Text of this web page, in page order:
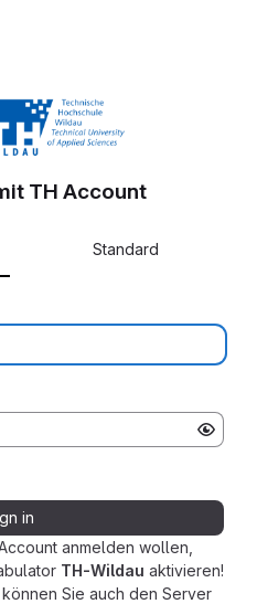
anmelden wollen,
TH-Wildau aktivieren!
Sie auch den Server
TH Account
Standard
in